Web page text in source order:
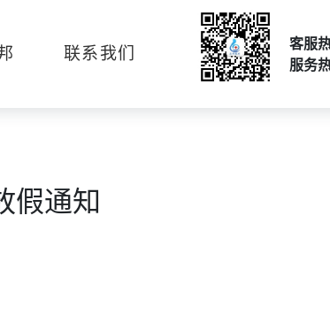
联系我们
客服
服务
假通知